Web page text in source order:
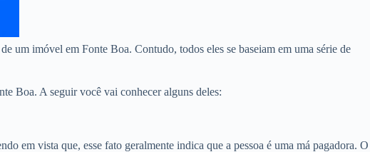
um imóvel em Fonte Boa. Contudo, todos eles se baseiam em uma série de
Boa. A seguir você vai conhecer alguns deles:
em vista que, esse fato geralmente indica que a pessoa é uma má pagadora. O